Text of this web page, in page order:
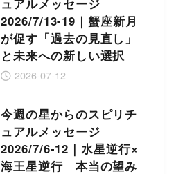
ュアルメッセージ
2026/7/13-19｜蟹座新月
が促す「過去の見直し」
と未来への新しい選択
2026-07-12
今週の星からのスピリチ
ュアルメッセージ
2026/7/6-12｜水星逆行×
海王星逆行 本当の望み